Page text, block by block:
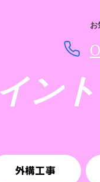
お
ント
外構工事